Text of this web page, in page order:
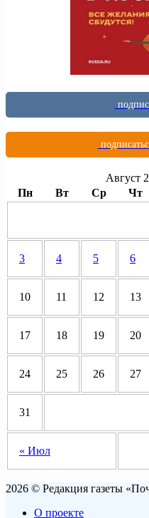
Август
Пн
Вт Ср Чт
« Июл
3 4 5 6
10 11 12 13
17 18 19 20
24 25 26 27
31
2026 © Редакция газеты
О проекте